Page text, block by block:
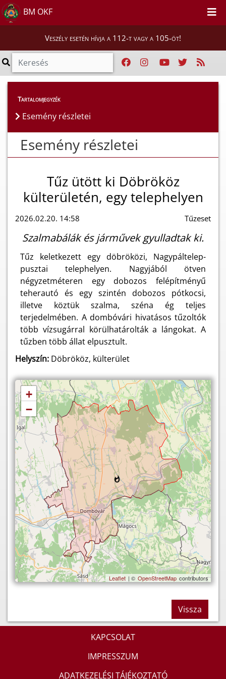
BM OKF
Veszély esetén hívja a 112-t vagy a 105-öt!
Esemény részletei
Tartalomjegyzék
Esemény részletei
Esemény részletei
Tűz ütött ki Döbrököz
külterületén, egy telephelyen
2026.02.20. 14:58 Tűzeset
Szalmabálák és járművek gyulladtak ki.
Tűz keletkezett egy döbröközi, Nagypáltelep-
pusztai telephelyen. Nagyjából ötven
négyzetméteren egy dobozos felépítményű
teherautó és egy szintén dobozos pótkocsi,
illetve köztük szalma, széna ég teljes
terjedelmében. A dombóvári hivatásos tűzoltók
több vízsugárral körülhatárolták a lángokat. A
tűzben több állat elpusztult.
Helyszín: Döbrököz, külterület
+
−
Leaflet | © OpenStreetMap contributors
Vissza
KAPCSOLAT
IMPRESSZUM
ADATKEZELÉSI TÁJÉKOZTATÓ